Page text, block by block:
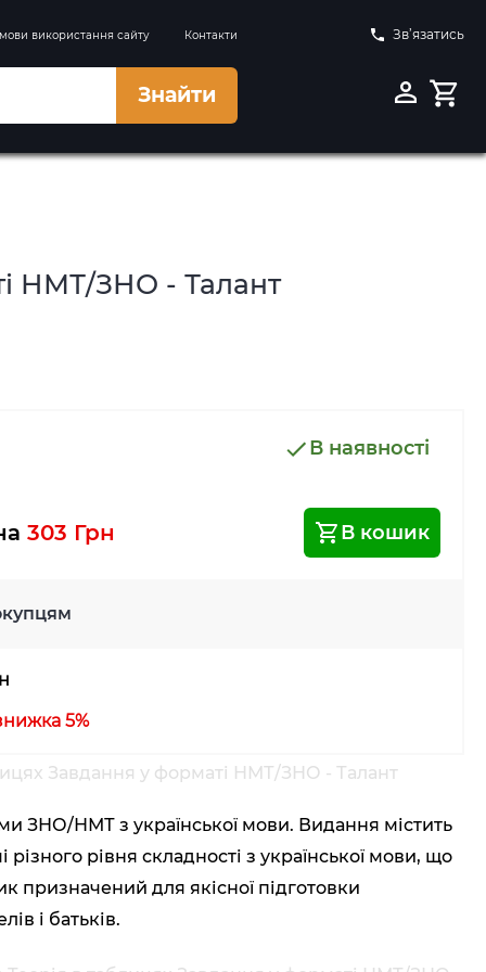
використання сайту Контакти Зв’язатись
Знайти
НМТ/ЗНО - Талант
В наявності
303 Грн В кошик
5%
Завдання у форматі НМТ/ЗНО - Талант
ЗНО/НМТ з української мови. Видання містить
рівня складності з української мови, що
для якісної підготовки
і батьків.